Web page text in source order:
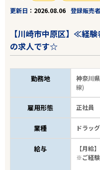
更新日
2026.08.06 登録販売
【川崎市中原区】≪経
の求人です☆
勤務地 神奈川
線)
雇用形態 正社員
業種 ドラッ
給与
【月給
※ご経